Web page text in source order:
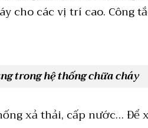
cho các vị trí cao. Công
trong hệ thống chữa cháy
xả thải, cấp nước…